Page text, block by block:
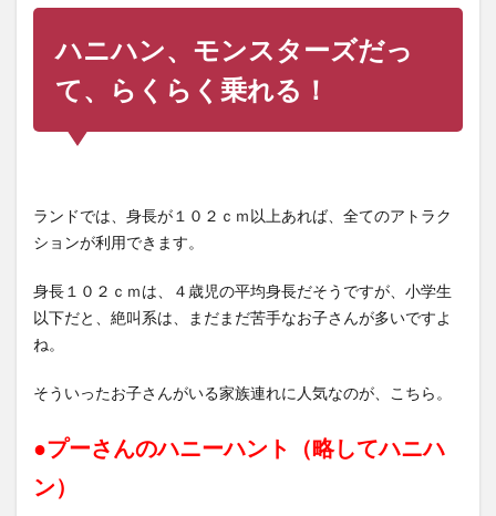
ハニハン、モンスターズだっ
て、らくらく乗れる！
ランドでは、身長が１０２ｃｍ以上あれば、全てのアトラク
ションが利用できます。
身長１０２ｃｍは、４歳児の平均身長だそうですが、小学生
以下だと、絶叫系は、まだまだ苦手なお子さんが多いですよ
ね。
そういったお子さんがいる家族連れに人気なのが、こちら。
●プーさんのハニーハント（略してハニハ
ン）